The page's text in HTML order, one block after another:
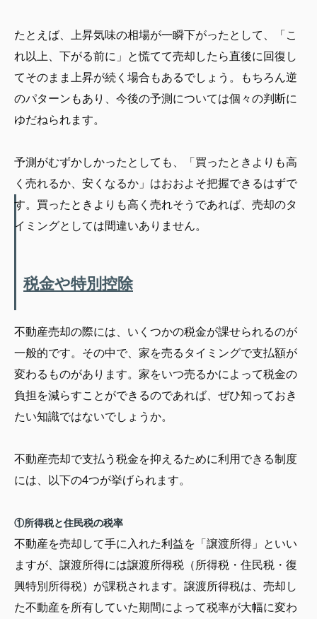
たとえば、上昇気味の相場が一瞬下がったとして、「こ
れ以上、下がる前に」と慌てて売却したら直後に回復し
てそのまま上昇が続く場合もあるでしょう。もちろん逆
のパターンもあり、今後の予測については個々の判断に
ゆだねられます。
予測がむずかしかったとしても、「買ったときよりも高
く売れるか、安くなるか」はおおよそ把握できるはずで
す。買ったときよりも高く売れそうであれば、売却のタ
イミングとしては間違いありません。
税金や特別控除
不動産売却の際には、いくつかの税金が課せられるのが
一般的です。その中で、家を売るタイミングで支払額が
変わるものがあります。家をいつ売るかによって税金の
負担を減らすことができるのであれば、ぜひ知っておき
たい知識ではないでしょうか。
不動産売却で支払う税金を抑えるために利用できる制度
には、以下の4つが挙げられます。
①所得税と住民税の税率
不動産を売却して手に入れた利益を「譲渡所得」といい
ますが、譲渡所得には譲渡所得税（所得税・住民税・復
興特別所得税）が課税されます。譲渡所得税は、売却し
た不動産を所有していた期間によって税率が大幅に変わ